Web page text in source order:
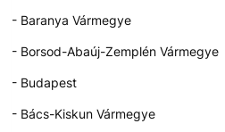
- Baranya Vármegye
- Borsod-Abaúj-Zemplén Vármegye
- Budapest
- Bács-Kiskun Vármegye